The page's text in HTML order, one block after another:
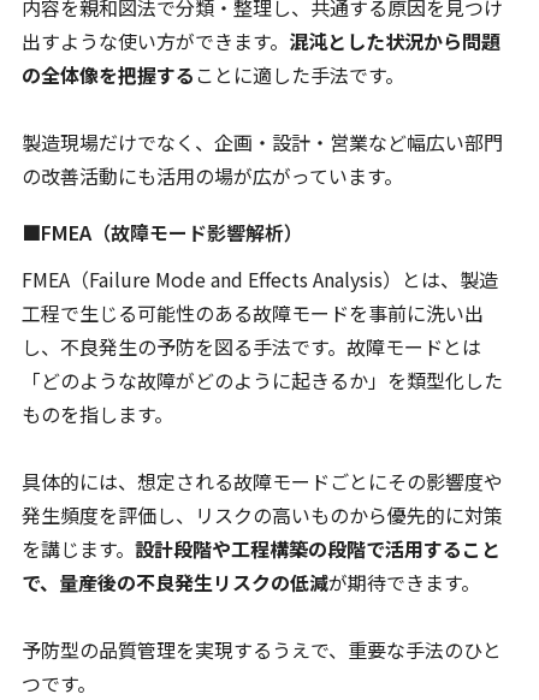
内容を親和図法で分類・整理し、共通する原因を見つけ
出すような使い方ができます。 混沌とした状況から問題
の全体像を把握する ことに適した手法です。
製造現場だけでなく、企画・設計・営業など幅広い部門
の改善活動にも活用の場が広がっています。
■FMEA（故障モード影響解析）
FMEA（Failure Mode and Effects Analysis）とは、製造
工程で生じる可能性のある故障モードを事前に洗い出
し、不良発生の予防を図る手法です。故障モードとは
「どのような故障がどのように起きるか」を類型化した
ものを指します。
具体的には、想定される故障モードごとにその影響度や
発生頻度を評価し、リスクの高いものから優先的に対策
を講じます。設計段階や工程構築の段階で活用すること
で、量産後の不良発生リスクの低減が期待できます。
予防型の品質管理を実現するうえで、重要な手法のひと
つです。